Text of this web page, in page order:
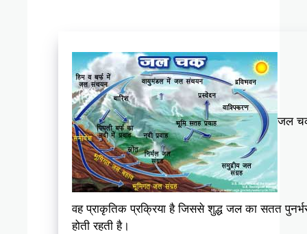
जल
वह प्राकृतिक प्रक्रिया है जिससे शुद्ध जल का सतत
होती रहती है।